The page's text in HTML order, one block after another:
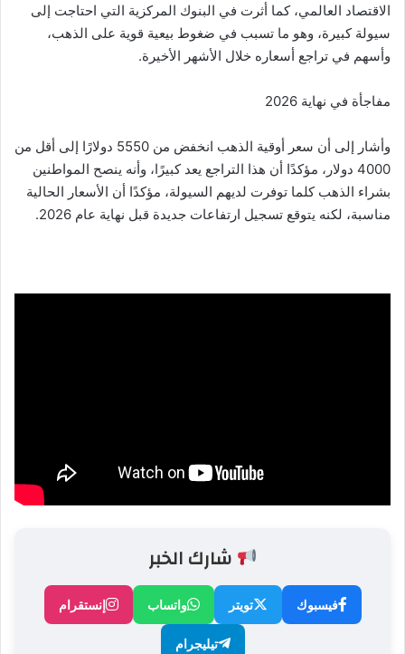
الاقتصاد العالمي، كما أثرت في البنوك المركزية التي احتاجت إلى
سيولة كبيرة، وهو ما تسبب في ضغوط بيعية قوية على الذهب،
وأسهم في تراجع أسعاره خلال الأشهر الأخيرة.
مفاجأة في نهاية 2026
وأشار إلى أن سعر أوقية الذهب انخفض من 5550 دولارًا إلى أقل من
4000 دولار، مؤكدًا أن هذا التراجع يعد كبيرًا، وأنه ينصح المواطنين
بشراء الذهب كلما توفرت لديهم السيولة، مؤكدًا أن الأسعار الحالية
مناسبة، لكنه يتوقع تسجيل ارتفاعات جديدة قبل نهاية عام 2026.
شارك الخبر
فيسبوك تويتر واتساب إنستقرام
تيليجرام